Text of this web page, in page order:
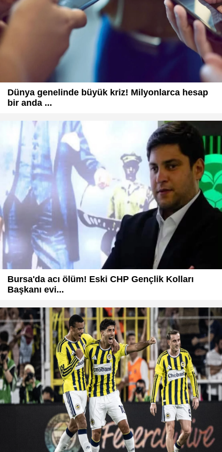
Dünya genelinde büyük kriz! Milyonlarca hesap
bir anda ...
Bursa'da acı ölüm! Eski CHP Gençlik Kolları
Başkanı evi...